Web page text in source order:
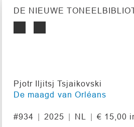
DE NIEUWE
Pjotr Iljitsj Tsjaikovski
De maagd van Orléans
#934 2025 NL € 15,00